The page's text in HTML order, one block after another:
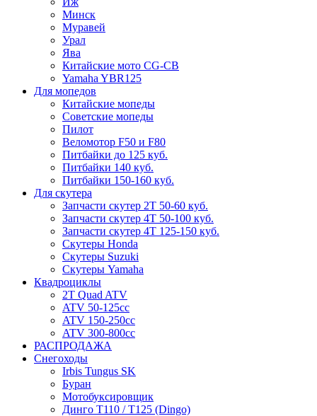
Минск
Муравей
Урал
Ява
Китайские мото CG-CB
Yamaha YBR125
Для мопедов
Китайские мопеды
Советские мопеды
Пилот
Веломотор F50 и F80
Питбайки до 125 куб.
Питбайки 140 куб.
Питбайки 150-160 куб.
Для скутера
Запчасти скутер 2Т 50-60 куб.
Запчасти скутер 4Т 50-100 куб.
Запчасти скутер 4Т 125-150 куб.
Скутеры Honda
Скутеры Suzuki
Скутеры Yamaha
Квадроциклы
2T Quad ATV
ATV 50-125cc
ATV 150-250cc
ATV 300-800cc
РАСПРОДАЖА
Снегоходы
Irbis Tungus SK
Буран
Мотобуксировщик
Динго T110 / T125 (Dingo)